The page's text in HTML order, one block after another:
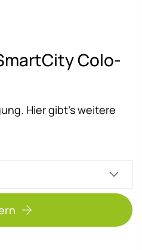
Co­lo­
Hier gibt’s weitere